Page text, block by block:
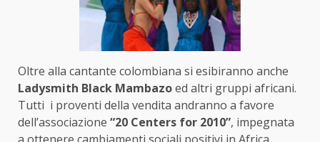
Oltre alla cantante colombiana si esibiranno anche
Ladysmith Black Mambazoed altri gruppi africani.
Tutti i proventi della vendita andranno a favore
dell’associazione “20 Centers for 2010”, impegnata